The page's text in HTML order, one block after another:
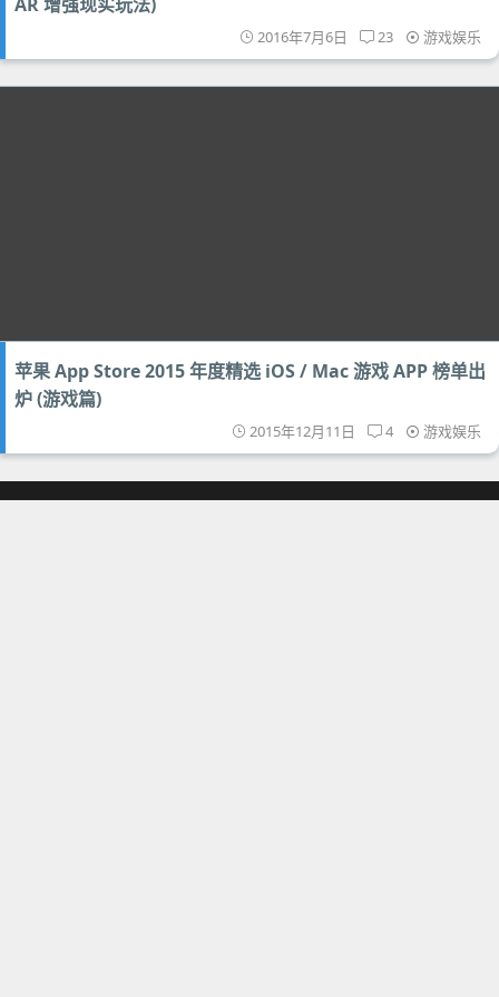
2016年7月6日 23 游戏娱乐
苹果 App Store 2015 年度精选 iOS / Mac 游戏 APP 榜单出
炉 (游戏篇)
2015年12月11日 4 游戏娱乐